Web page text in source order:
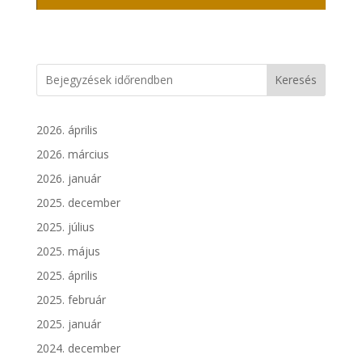
Keresés
2026. április
2026. március
2026. január
2025. december
2025. július
2025. május
2025. április
2025. február
2025. január
2024. december